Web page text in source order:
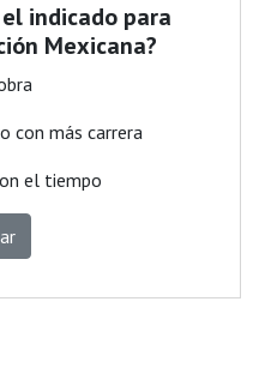
indicado para
Mexicana?
con más carrera
el tiempo